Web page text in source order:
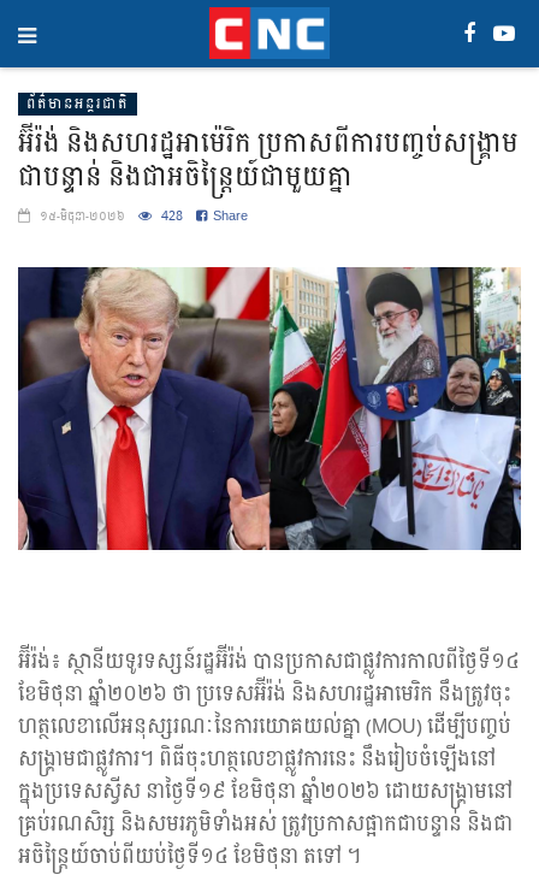
ព័ត៌មានអន្តរជាតិ
អ៊ីរ៉ង់ និងសហរដ្ឋអាម៉េរិក ប្រកាសពីការបញ្ចប់សង្គ្រាម
ជាបន្ទាន់ និងជាអចិន្ត្រៃយ៍ជាមួយគ្នា
១៥-មិថុនា-២០២៦ 428 Share
អ៊ីរ៉ង់៖ ស្ថានីយទូរទស្សន៍រដ្ឋអ៊ីរ៉ង់ បានប្រកាសជាផ្លូវការកាលពីថ្ងៃទី១៤
ខែមិថុនា ឆ្នាំ២០២៦ ថា ប្រទេសអ៊ីរ៉ង់ និងសហរដ្ឋអាមេរិក នឹងត្រូវចុះ
ហត្ថលេខាលើអនុស្សរណៈនៃការយោគយល់គ្នា (MOU) ដើម្បីបញ្ចប់
សង្គ្រាមជាផ្លូវការ។ ពិធីចុះហត្ថលេខាផ្លូវការនេះ នឹងរៀបចំឡើងនៅ
ក្នុងប្រទេសស្វីស នាថ្ងៃទី១៩ ខែមិថុនា ឆ្នាំ២០២៦ ដោយសង្គ្រាមនៅ
គ្រប់រណសិរ្ស និងសមរភូមិទាំងអស់ ត្រូវប្រកាសផ្អាកជាបន្ទាន់ និងជា
អចិន្ត្រៃយ៍ចាប់ពីយប់ថ្ងៃទី១៤ ខែមិថុនា តទៅ ។